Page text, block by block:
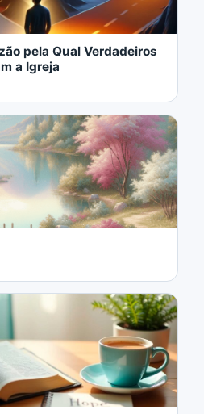
pela Qual Verdadeiros
a Igreja